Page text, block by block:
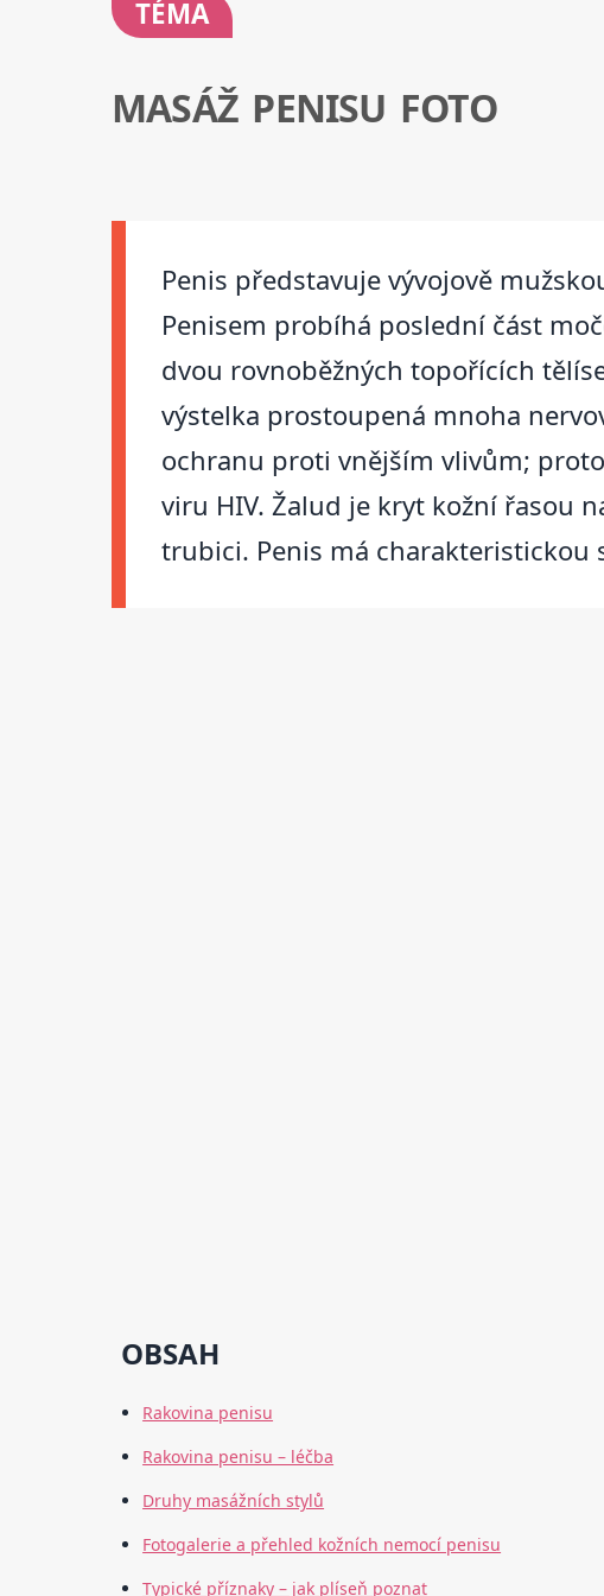
TÉMA
MASÁŽ PENISU FOTO
Penis představuje vývojově
Penisem probíhá poslední část
dvou rovnoběžných topořících
výstelka prostoupená mnoha
ochranu proti vnějším vlivům;
viru HIV. Žalud je kryt kožní řasou
trubici. Penis má charakteristickou
OBSAH
Rakovina penisu
Rakovina penisu – léčba
Druhy masážních stylů
Fotogalerie a přehled kožních nemocí penisu
Typické příznaky – jak plíseň poznat